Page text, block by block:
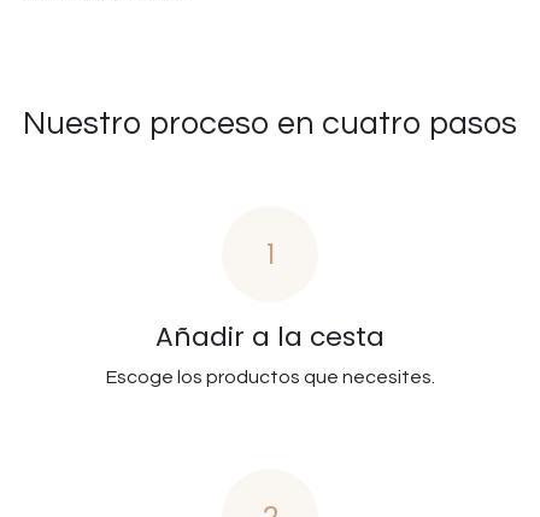
Nuestro proceso en cuatro pasos
1
Añadir a la cesta
Escoge los productos que necesites.